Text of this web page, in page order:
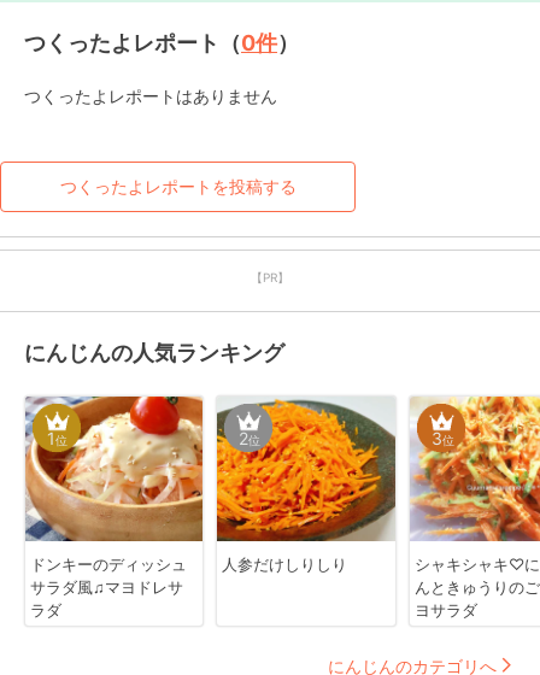
つくったよレポート（0件）
つくったよレポートはありません
つくったよレポートを投稿する
【PR】
にんじんの人気ランキング
1位
ドンキーのディッシュ
サラダ風♫マヨドレサ
ラダ
2位
人参だけしりしり
3位
シャキシャキ♡
んときゅうりの
ヨサラダ
にんじんのカテゴリへ